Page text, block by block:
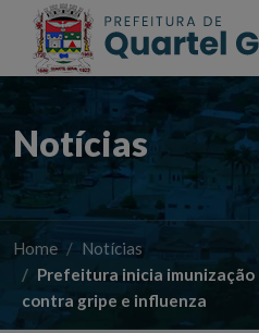
Acessibilidade InícioMapa do site
Notícias
Home
Notícias
Prefeitura inicia imunização
contra gripe e influenza